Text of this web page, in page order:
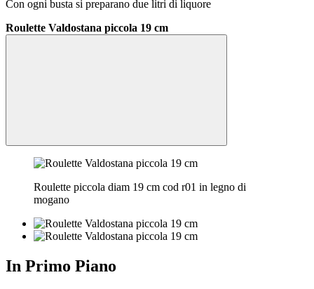
Con ogni busta si preparano due litri di liquore
Roulette Valdostana piccola 19 cm
Roulette piccola diam 19 cm cod r01 in legno di
mogano
In Primo Piano